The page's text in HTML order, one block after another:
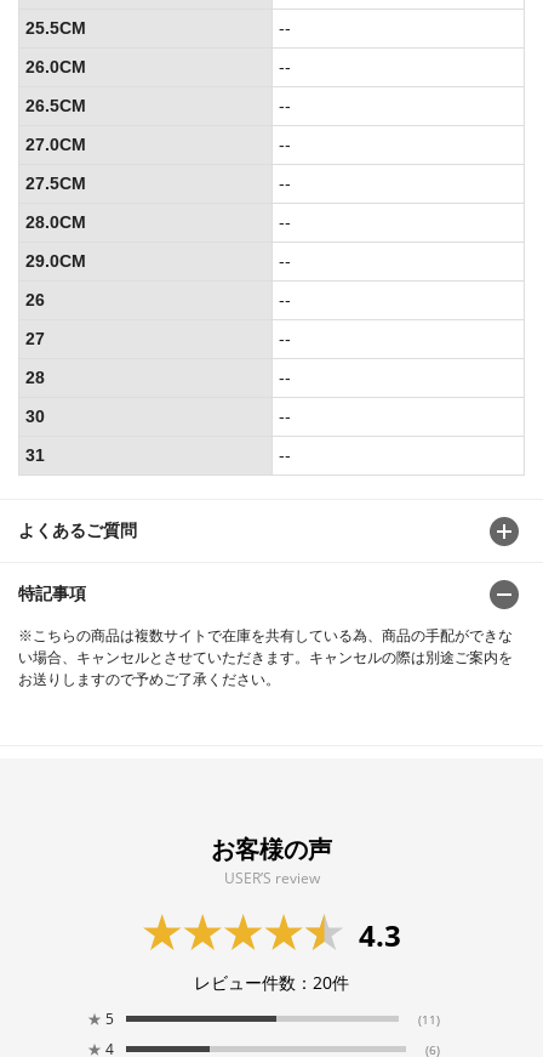
よくあるご質問
特記事項
※こちらの商品は複数サイトで在庫を共有している為、商品の手配ができな
い場合、キャンセルとさせていただきます。キャンセルの際は別途ご案内を
お送りしますので予めご了承ください。
25.5CM
--
26.0CM
--
26.5CM
--
27.0CM
--
27.5CM
--
28.0CM
--
29.0CM
--
26
--
27
--
28
--
30
--
31
--
お客様の声
USER’S review
4.3
レビュー件数： 20件
★ 5 (11)
★ 4 (6)